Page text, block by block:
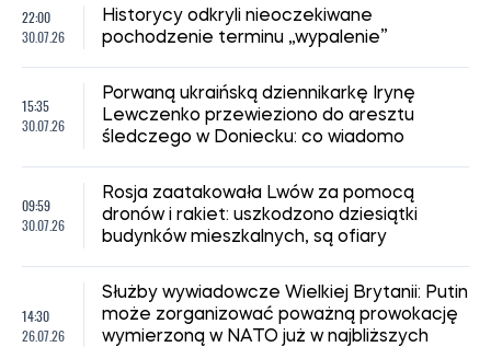
22:00
30.07.26
Historycy odkryli nieoczekiwane
pochodzenie terminu „wypalenie”
15:35
30.07.26
Porwaną ukraińską dziennikarkę Irynę
Lewczenko przewieziono do aresztu
śledczego w Doniecku: co wiadomo
09:59
30.07.26
Rosja zaatakowała Lwów za pomocą
dronów i rakiet: uszkodzono dziesiątki
budynków mieszkalnych, są ofiary
14:30
26.07.26
Służby wywiadowcze Wielkiej Brytanii: Putin
może zorganizować poważną prowokację
wymierzoną w NATO już w najbliższych